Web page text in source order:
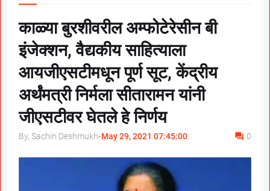
काळ्या बुरशीवरील अम्फोटेरेसीन बी
इंजेक्शन, वैद्यकीय साहित्याला
आयजीएसटीमधून पूर्ण सूट, केंद्रीय
अर्थंमत्री निर्मला सीतारामन यांनी
जीएसटीवर घेतले हे निर्णय
By, Sachin Deshmukh-May 29, 2021 07:45:00 0